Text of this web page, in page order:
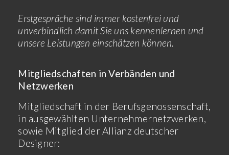
Erstgespräche sind immer kostenfrei und
unverbindlich damit Sie uns kennenlernen und
unsere Leistungen einschätzen können.
Mitgliedschaften in Verbänden und
Netzwerken
Mitgliedschaft in der Berufsgenossenschaft,
in ausgewählten Unternehmernetzwerken,
sowie Mitglied der Allianz deutscher
Designer: